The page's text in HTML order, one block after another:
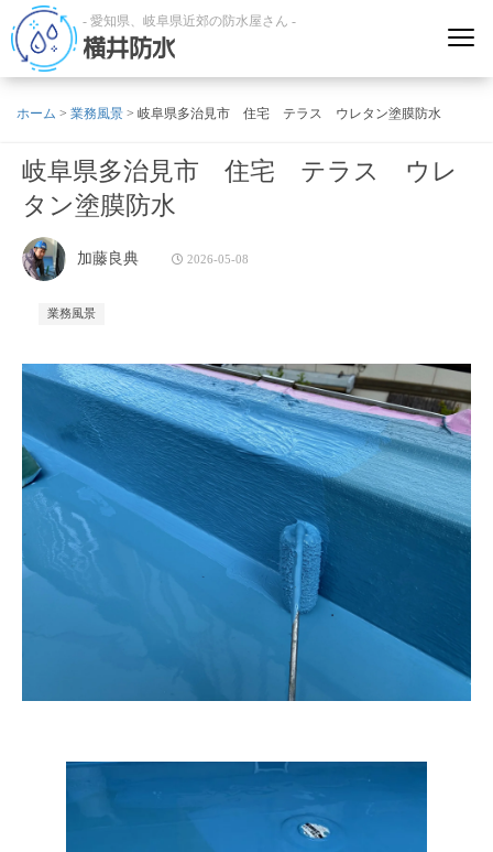
- 愛知県、岐阜県近郊の防水屋さん -
横井防水
ホーム > 業務風景 > 岐阜県多治見市 住宅 テラス ウレタン塗膜防水
岐阜県多治見市 住宅 テラス ウレ
タン塗膜防水
加藤良典 2026-05-08
業務風景